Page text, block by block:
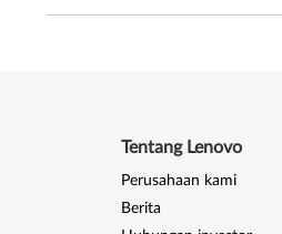
Tentang Lenovo
Perusahaan kami
Berita